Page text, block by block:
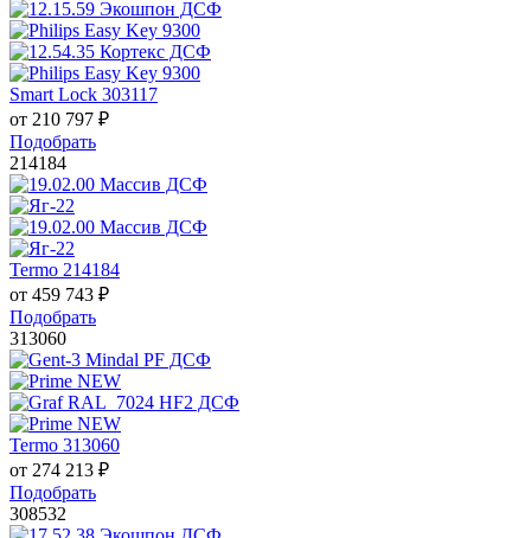
Smart Lock 303117
от 210 797 ₽
Подобрать
214184
Termo 214184
от 459 743 ₽
Подобрать
313060
Termo 313060
от 274 213 ₽
Подобрать
308532